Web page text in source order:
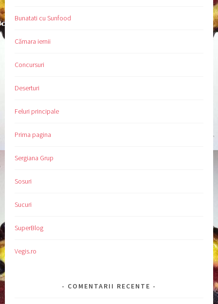
Bunatati cu Sunfood
Cămara iernii
Concursuri
Deserturi
Feluri principale
Prima pagina
Sergiana Grup
Sosuri
Sucuri
SuperBlog
Vegis.ro
COMENTARII RECENTE